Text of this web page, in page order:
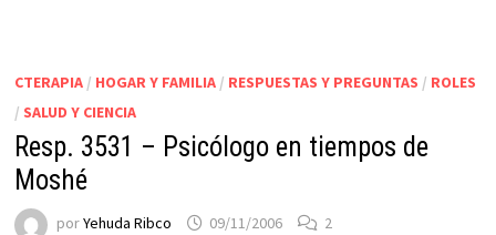
CTERAPIA/ HOGAR Y FAMILIA/ RESPUESTAS Y PREGUNTAS / ROLES
/ SALUD Y CIENCIA
Resp. 3531 – Psicólogo en tiempos de
Moshé
porYehuda Ribco 09/11/2006 2